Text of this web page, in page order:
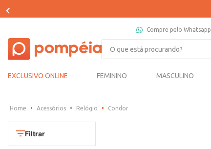
Compre pelo Whatsapp
O que está procurando?
EXCLUSIVO ONLINE FEMININO MASCULINO
Acessórios Relógio Condor
Filtrar